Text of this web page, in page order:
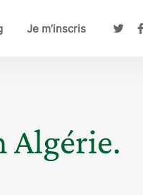
Je m’inscris
Algérie.